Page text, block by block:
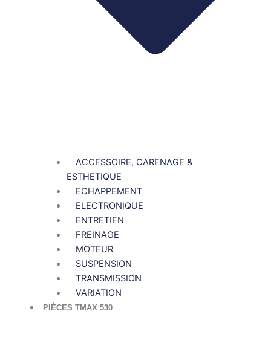
ACCESSOIRE, CARENAGE &
ESTHETIQUE
ECHAPPEMENT
ELECTRONIQUE
ENTRETIEN
FREINAGE
MOTEUR
SUSPENSION
TRANSMISSION
VARIATION
PIÈCES TMAX 530